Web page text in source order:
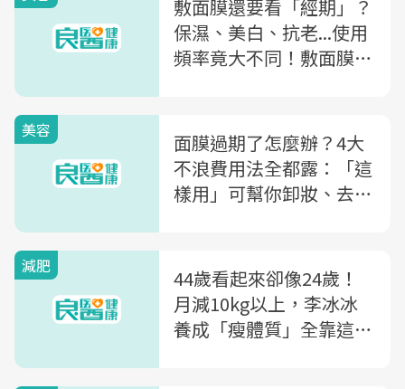
敷面膜還要看「經期」？
保濕、美白、抗老...使用
頻率竟大不同！敷面膜前
美容
面膜過期了怎麼辦？4大
不浪費用法全都露：「這
樣用」可幫你卸妝、去腳
減肥
44歲看起來卻像24歲！
月減10kg以上，李冰冰
養成「瘦體質」全靠這4